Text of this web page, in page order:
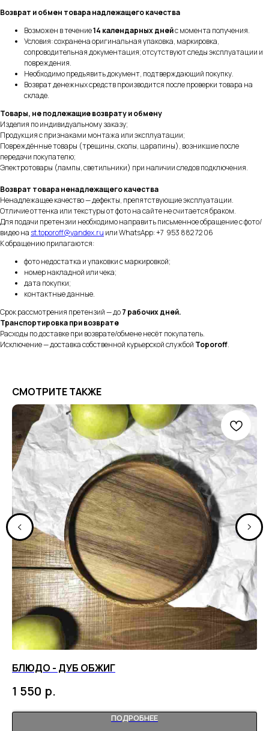
Возврат и обмен товара надлежащего качества
Возможен в течение14 календарных днейс момента получения.
Условия: сохранена оригинальная упаковка, маркировка,
сопроводительная документация; отсутствуют следы эксплуатации и
повреждения.
Необходимо предъявить документ, подтверждающий покупку.
Возврат денежных средств производится после проверки товара на
складе.
Товары, не подлежащие возврату и обмену
Изделия по индивидуальному заказу;
Продукция с признаками монтажа или эксплуатации;
Повреждённые товары (трещины, сколы, царапины), возникшие после
передачи покупателю;
Электротовары (лампы, светильники) при наличии следов подключения.
Возврат товара ненадлежащего качества
Ненадлежащее качество — дефекты, препятствующие эксплуатации.
Отличие оттенка или текстуры от фото на сайте не считается браком.
Для подачи претензии необходимо направить письменное обращение с фото/
видео на st.toporoff@yandex.ru или WhatsApp: +7 953 882 72 06
К обращению прилагаются:
фото недостатка и упаковки с маркировкой;
номер накладной или чека;
дата покупки;
контактные данные.
Срок рассмотрения претензий — до7 рабочих дней.
Транспортировка при возврате
Расходы по доставке при возврате/обмене несёт покупатель.
Исключение — доставка собственной курьерской службой Toporoff.
СМОТРИТЕ ТАКЖЕ
БЛЮДО - ДУБ ОБЖИГ
1 550 р.
ПОДРОБНЕЕ